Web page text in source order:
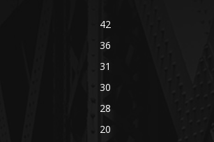
42
36
31
30
28
20